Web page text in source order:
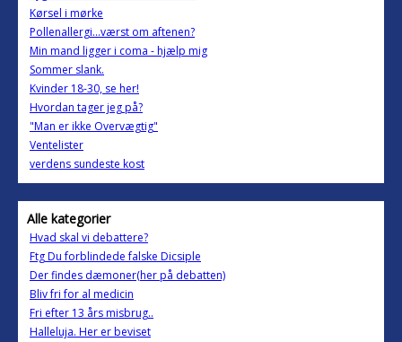
Kørsel i mørke
Pollenallergi...værst om aftenen?
Min mand ligger i coma - hjælp mig
Sommer slank.
Kvinder 18-30, se her!
Hvordan tager jeg på?
"Man er ikke Overvægtig"
Ventelister
verdens sundeste kost
Alle kategorier
Hvad skal vi debattere?
Ftg Du forblindede falske Dicsiple
Der findes dæmoner(her på debatten)
Bliv fri for al medicin
Fri efter 13 års misbrug..
Halleluja. Her er beviset